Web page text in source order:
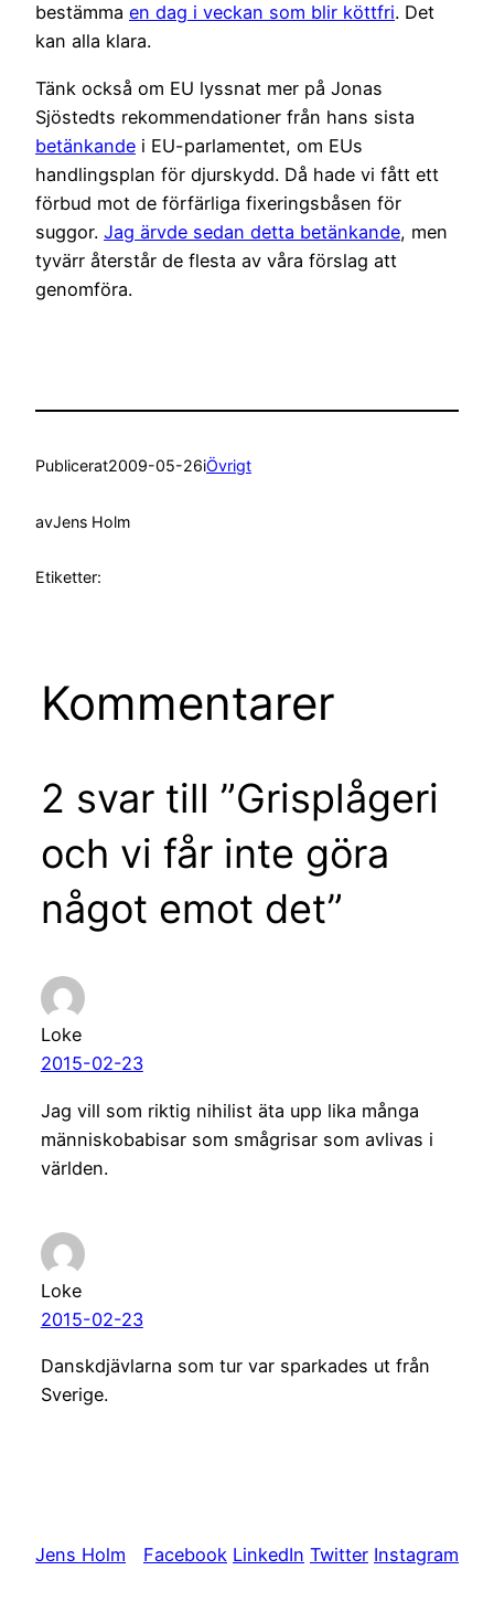
bestämma en dag i veckan som blir köttfri. Det
kan alla klara.
Tänk också om EU lyssnat mer på Jonas
Sjöstedts rekommendationer från hans sista
betänkande i EU-parlamentet, om EUs
handlingsplan för djurskydd. Då hade vi fått ett
förbud mot de förfärliga fixeringsbåsen för
suggor. Jag ärvde sedan detta betänkande, men
tyvärr återstår de flesta av våra förslag att
genomföra.
Publicerat2009-05-26iÖvrigt
avJens Holm
Etiketter:
Kommentarer
2 svar till ”Grisplågeri
och vi får inte göra
något emot det”
Loke
2015-02-23
Jag vill som riktig nihilist äta upp lika många
människobabisar som smågrisar som avlivas i
världen.
Loke
2015-02-23
Danskdjävlarna som tur var sparkades ut från
Sverige.
Jens Holm Facebook LinkedIn Twitter Instagram